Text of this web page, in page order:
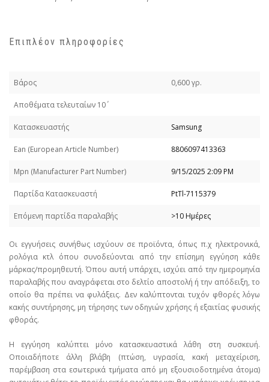
Επιπλέον πληροφορίες
Βάρος 0,600 γρ.
Απoθέματα τελευταίων 10΄
Κατασκευαστής Samsung
Εan (European Article Number) 8806097413363
Mpn (Manufacturer Part Number) 9/15/2025 2:09 PM
Παρτίδα Κατασκευαστή PtTl-7115379
Επόμενη παρτίδα παραλαβής >10 Ημέρες
Οι εγγυήσεις συνήθως ισχύουν σε προϊόντα, όπως π.χ ηλεκτρονικά,
ρολόγια κτλ όπου συνοδεύονται από την επίσημη εγγύηση κάθε
μάρκας/προμηθευτή. Όπου αυτή υπάρχει, ισχύει από την ημερομηνία
παραλαβής που αναγράφεται στο δελτίο αποστολή ή την απόδειξη, το
οποίο θα πρέπει να φυλάξεις. Δεν καλύπτονται τυχόν φθορές λόγω
κακής συντήρησης, μη τήρησης των οδηγιών χρήσης ή εξαιτίας φυσικής
φθοράς.
Η εγγύηση καλύπτει μόνο κατασκευαστικά λάθη στη συσκευή.
Οποιαδήποτε άλλη βλάβη (πτώση, υγρασία, κακή μεταχείριση,
παρέμβαση στα εσωτερικά τμήματα από μη εξουσιοδοτημένα άτομα)